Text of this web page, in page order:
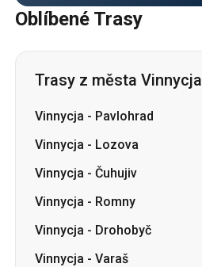
Oblíbené Trasy
Trasy z města Vinnycja
Vinnycja - Pavlohrad
Vinnycja - Lozova
Vinnycja - Čuhujiv
Vinnycja - Romny
Vinnycja - Drohobyč
Vinnycja - Varaš